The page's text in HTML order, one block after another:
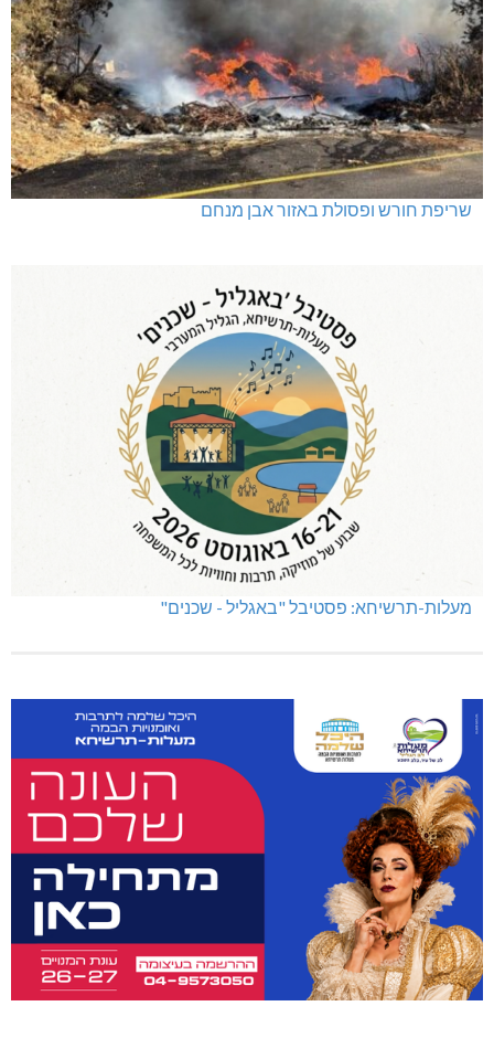
שריפת חורש ופסולת באזור אבן מנחם
מעלות-תרשיחא: פסטיבל "באגליל - שכנים"